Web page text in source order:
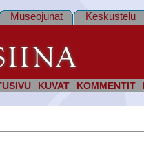
KUVAT KOMMENTIT
Museojunat Keskustelu